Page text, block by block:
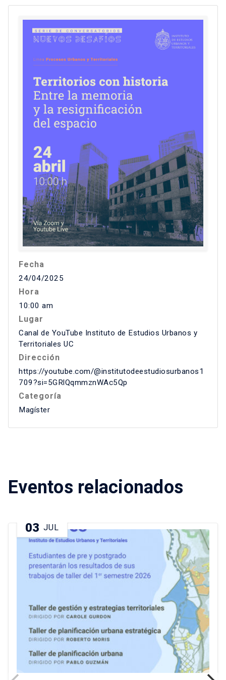
Fecha
24/04/2025
Hora
10:00 am
Lugar
Canal de YouTube Instituto de Estudios Urbanos y
Territoriales UC
Dirección
https://youtube.com/@institutodeestudiosurbanos1
709?si=5GRlQqmmznWAc5Qp
Categoría
Magíster
Eventos relacionados
03 JUL